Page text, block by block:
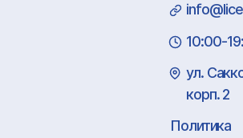
10:00-
ул.
корп. 2
Политика